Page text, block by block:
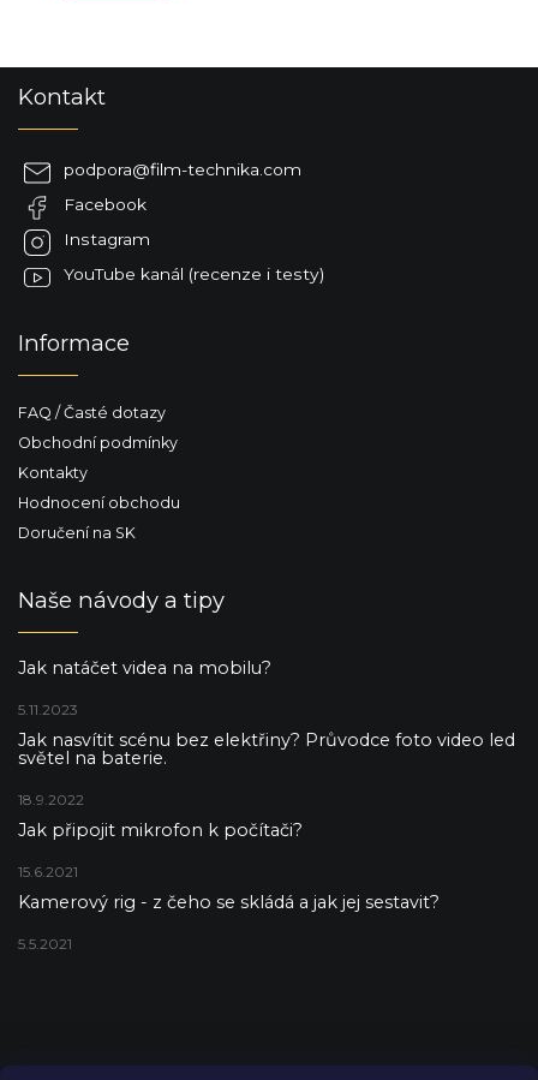
Kontakt
podpora@film-technika.com
Facebook
Instagram
YouTube kanál (recenze i testy)
Informace
FAQ / Časté dotazy
Obchodní podmínky
Kontakty
Hodnocení obchodu
Doručení na SK
Naše návody a tipy
Jak natáčet videa na mobilu?
5.11.2023
Jak nasvítit scénu bez elektřiny? Průvodce foto video led
světel na baterie.
18.9.2022
Jak připojit mikrofon k počítači?
15.6.2021
Kamerový rig - z čeho se skládá a jak jej sestavit?
5.5.2021